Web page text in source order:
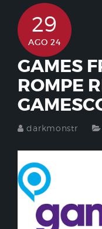
29
AGO 24
GAMES
ROMPE
darkmonstr